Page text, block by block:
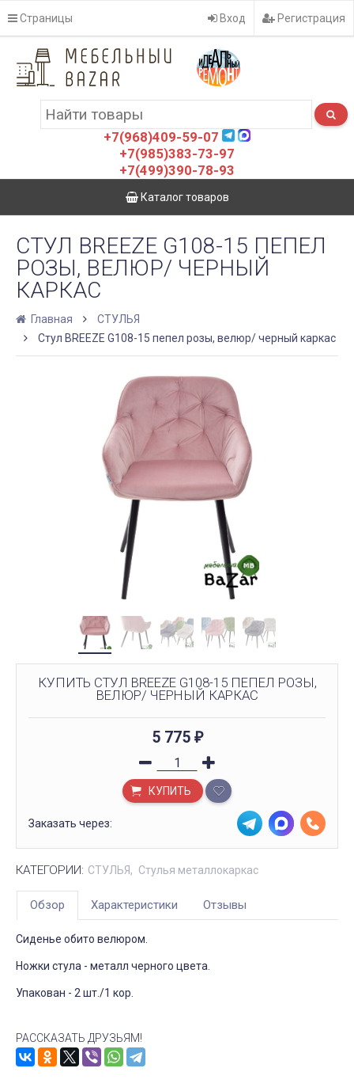
Страницы Вход Регистрация
+7(968)409-59-07
+7(985)383-73-97
+7(499)390-78-93
Каталог товаров
СТУЛ BREEZE G108-15 ПЕПЕЛ
РОЗЫ, ВЕЛЮР/ ЧЕРНЫЙ
КАРКАС
Главная
СТУЛЬЯ
Стул BREEZE G108-15 пепел розы, велюр/ черный каркас
КУПИТЬ СТУЛ BREEZE G108-15 ПЕПЕЛ РОЗЫ,
ВЕЛЮР/ ЧЕРНЫЙ КАРКАС
5 775 ₽
КУПИТЬ
Заказать через:
КАТЕГОРИИ: СТУЛЬЯ Стулья металлокаркас
Обзор Характеристики Отзывы
Сиденье обито велюром.
Ножки стула - металл черного цвета.
Упакован - 2 шт./1 кор.
РАССКАЗАТЬ ДРУЗЬЯМ!